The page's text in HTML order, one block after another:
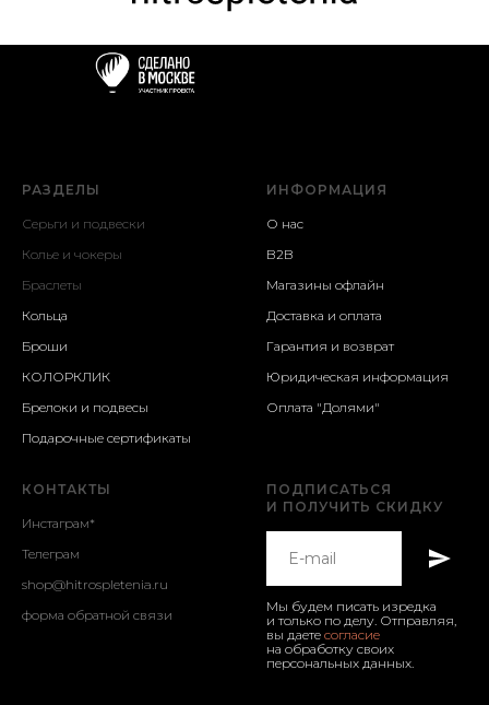
Оплачивайте 25% покупки сразу, остальное частями — в течение
РАЗДЕЛЫ
Серьги и подвески
Колье и чокеры
Браслеты
Кольца
Броши
КОЛОРКЛИК
Брелоки и подвесы
Подарочные сертификаты
ИНФОРМАЦИЯ
О нас
B2B
Магазины офлайн
Доставка и оплата
Гарантия и возврат
Юридическая информация
Оплата "Долями"
КОНТАКТЫ
Инстаграм*
Телеграм
shop@hitrospletenia.ru
форма обратной связи
ПОДПИСАТЬСЯ
И ПОЛУЧИТЬ СКИДКУ
Мы будем писать изредка
и только по делу. Отправляя,
вы даете согласие
на обработку своих
персональных данных.